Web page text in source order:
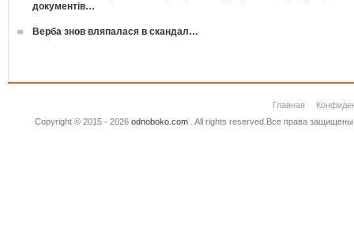
документів…
Верба знов вляпалася в скандал…
Главная
Copyright © 2015 - 2026 odnoboko.com. All rights reserved.Все права защищены.